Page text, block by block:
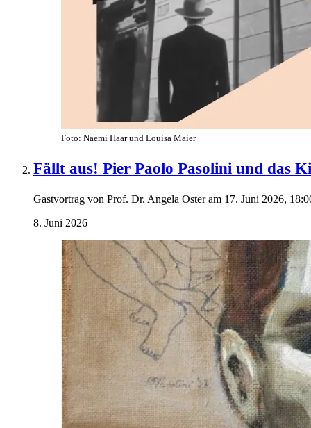
Foto: Naemi Haar und Louisa Maier
Fällt aus! Pier Paolo Pasolini und das
Gastvortrag von Prof. Dr. Angela Oster am 17. Juni 2026,
8. Juni 2026